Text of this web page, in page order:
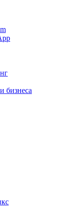
бизнеса